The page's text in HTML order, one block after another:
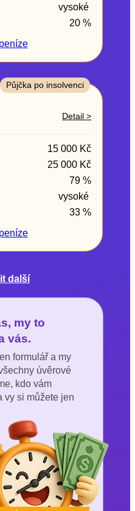
vysoké
20 %
Půjčka po insolvenci
Detail >
15 000 Kč
25 000 Kč
79 %
vysoké
33 %
další
my to
vás.
formulář a my
úvěrové
kdo vám
vy si můžete jen